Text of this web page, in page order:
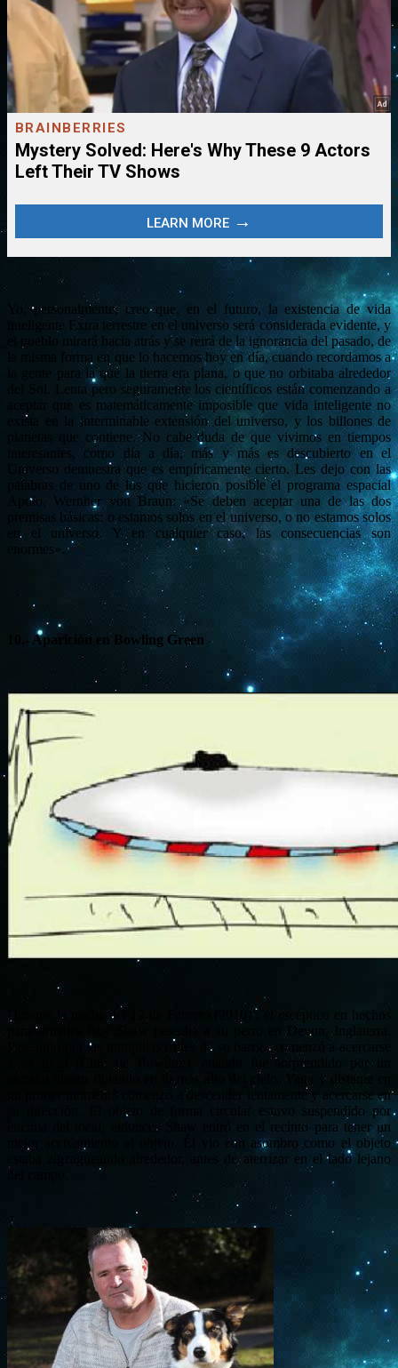
Yo, personalmente, creo que, en el futuro, la existencia de vida
inteligente Extra terrestre en el universo será considerada evidente, y
el pueblo mirará hacia atrás y se reirá de la ignorancia del pasado, de
la misma forma en que lo hacemos hoy en día, cuando recordamos a
la gente para la que la tierra era plana, o que no orbitaba alrededor
del Sol. Lenta pero seguramente los científicos están comenzando a
aceptar que es matemáticamente imposible que vida inteligente no
exista en la interminable extensión del universo, y los billones de
planetas que contiene. No cabe duda de que vivimos en tiempos
interesantes, como día a día, más y más es descubierto en el
Universo demuestra que es empíricamente cierto. Les dejo con las
palabras de uno de los que hicieron posible el programa espacial
Apolo, Wernher von Braun: «Se deben aceptar una de las dos
premisas básicas: o estamos solos en el universo, o no estamos solos
en el universo. Y en cualquier caso, las consecuencias son
enormes».
10.- Aparición en Bowling Green
Durante la noche del 12 de Febrero (2010) , el escéptico en hechos
paranormales Roy Shaw paseaba a su perro en Devon, Inglaterra.
Paseando por las tranquilas calles de su barrio, comenzó a acercarse
a su local (Club de Bowling), cuando fue sorprendido por un
extraño objeto flotando en lo más alto del cielo. Vaga y distante en
un primer momento comenzó a descender lentamente y acercarse en
su dirección. El objeto de forma circular estuvo suspendido por
encima del local, entonces Shaw entró en el recinto para tener un
mejor acercamiento al objeto. Él vio con asombro como el objeto
estaba zigzagueando alrededor, antes de aterrizar en el lado lejano